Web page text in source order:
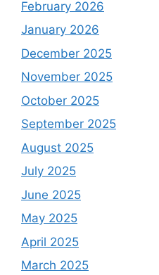
February 2026
January 2026
December 2025
November 2025
October 2025
September 2025
August 2025
July 2025
June 2025
May 2025
April 2025
March 2025